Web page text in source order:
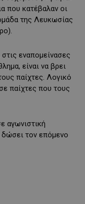
που κατέβαλαν οι
της Λευκωσίας
εναπομείνασες
είναι να βρει
παίχτες. Λογικό
παίχτες που τους
αγωνιστική
τον επόμενο